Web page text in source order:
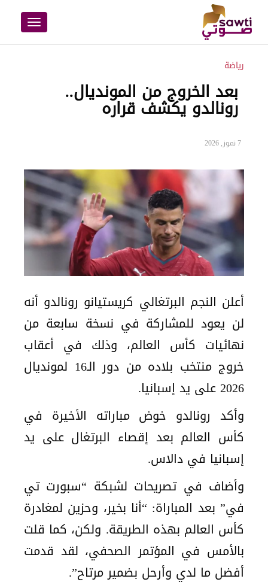
Toggle
navigation
رياضة
بعد الخروج من المونديال..
رونالدو يكشف قراره
7 تموز, 2026
أعلن النجم البرتغالي كريستيانو رونالدو أنه
لن يعود للمشاركة في نسخة سابعة من
نهائيات كأس العالم، وذلك في أعقاب
خروج منتخب بلاده من دور الـ16 لمونديال
2026 على يد إسبانيا.
وأكد رونالدو خوض مباراته الأخيرة في
كأس العالم بعد إقصاء البرتغال على يد
إسبانيا في دالاس.
وأضاف في تصريحات لشبكة “سبورت تي
في” بعد المباراة: “أنا بخير، وحزين لمغادرة
كأس العالم بهذه الطريقة. ولكن، كما قلت
بالأمس في المؤتمر الصحفي، لقد قدمت
أفضل ما لدي وأرحل بضمير مرتاح”.